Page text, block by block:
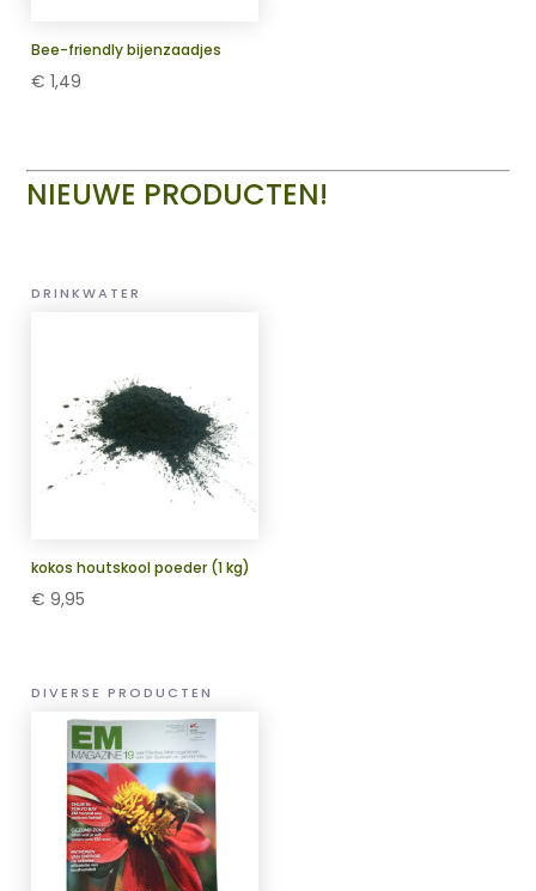
Bee-friendly bijenzaadjes
€ 1,49
NIEUWE PRODUCTEN!
DRINKWATER
kokos houtskool poeder (1 kg)
€ 9,95
DIVERSE PRODUCTEN